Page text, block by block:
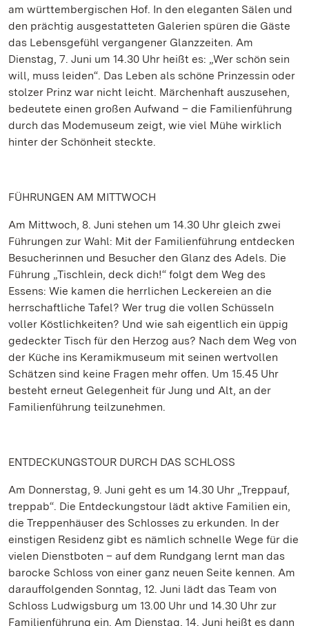
am württembergischen Hof. In den eleganten Sälen und
den prächtig ausgestatteten Galerien spüren die Gäste
das Lebensgefühl vergangener Glanzzeiten. Am
Dienstag, 7. Juni um 14.30 Uhr heißt es: „Wer schön sein
will, muss leiden“. Das Leben als schöne Prinzessin oder
stolzer Prinz war nicht leicht. Märchenhaft auszusehen,
bedeutete einen großen Aufwand – die Familienführung
durch das Modemuseum zeigt, wie viel Mühe wirklich
hinter der Schönheit steckte.
FÜHRUNGEN AM MITTWOCH
Am Mittwoch, 8. Juni stehen um 14.30 Uhr gleich zwei
Führungen zur Wahl: Mit der Familienführung entdecken
Besucherinnen und Besucher den Glanz des Adels. Die
Führung „Tischlein, deck dich!“ folgt dem Weg des
Essens: Wie kamen die herrlichen Leckereien an die
herrschaftliche Tafel? Wer trug die vollen Schüsseln
voller Köstlichkeiten? Und wie sah eigentlich ein üppig
gedeckter Tisch für den Herzog aus? Nach dem Weg von
der Küche ins Keramikmuseum mit seinen wertvollen
Schätzen sind keine Fragen mehr offen. Um 15.45 Uhr
besteht erneut Gelegenheit für Jung und Alt, an der
Familienführung teilzunehmen.
ENTDECKUNGSTOUR DURCH DAS SCHLOSS
Am Donnerstag, 9. Juni geht es um 14.30 Uhr „Treppauf,
treppab“. Die Entdeckungstour lädt aktive Familien ein,
die Treppenhäuser des Schlosses zu erkunden. In der
einstigen Residenz gibt es nämlich schnelle Wege für die
vielen Dienstboten – auf dem Rundgang lernt man das
barocke Schloss von einer ganz neuen Seite kennen. Am
darauffolgenden Sonntag, 12. Juni lädt das Team von
Schloss Ludwigsburg um 13.00 Uhr und 14.30 Uhr zur
Familienführung ein. Am Dienstag, 14. Juni heißt es dann